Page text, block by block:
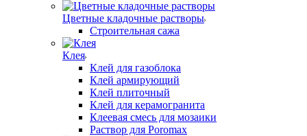
Цветные кладочные растворы
Строительная сажа
Клея
Клей для газоблока
Клей армирующий
Клей плиточный
Клей для керамогранита
Клеевая смесь для мозаики
Раствор для Poromax